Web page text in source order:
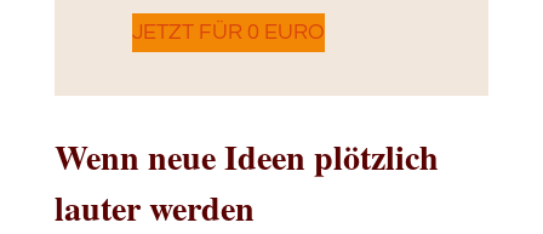
JETZT FÜR 0 EURO
Wenn neue Ideen plötzlich
lauter werden